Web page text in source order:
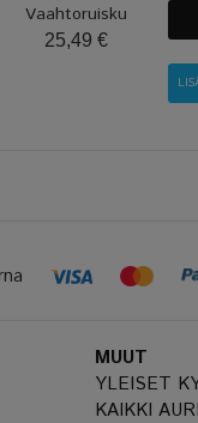
Vaahtoruisku
25,49 €
MUUT
YLEISET
KAIKKI